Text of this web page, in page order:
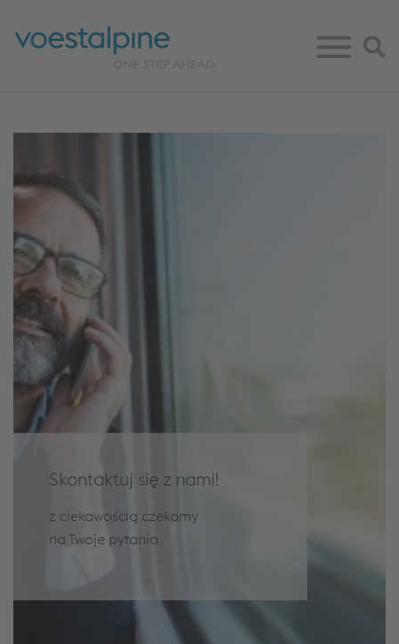
Skontaktuj się z nami!
z ciekawością czekamy
na Twoje pytania